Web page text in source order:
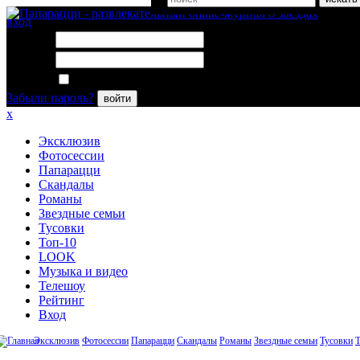
вход
Забыли пароль?
войти
x
Эксклюзив
Фотосессии
Папарацци
Скандалы
Романы
Звездные семьи
Тусовки
Топ-10
LOOK
Музыка и видео
Телешоу
Рейтинг
Вход
Эксклюзив Фотосессии Папарацци Скандалы Романы Звездные семьи Тусовки